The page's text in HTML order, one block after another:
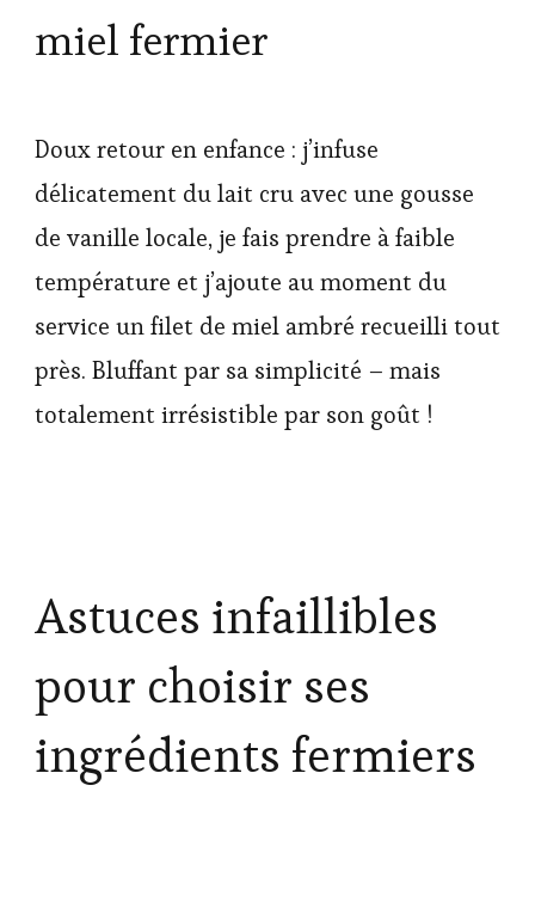
miel fermier
Doux retour en enfance : j’infuse
délicatement du lait cru avec une gousse
de vanille locale, je fais prendre à faible
température et j’ajoute au moment du
service un filet de miel ambré recueilli tout
près. Bluffant par sa simplicité – mais
totalement irrésistible par son goût !
Astuces infaillibles
pour choisir ses
ingrédients fermiers